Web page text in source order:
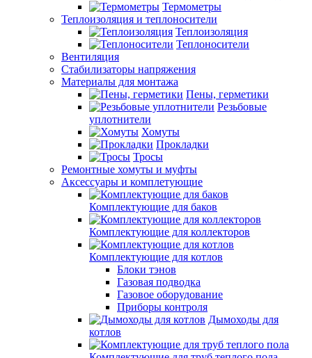
Термометры
Теплоизоляция и теплоносители
Теплоизоляция
Теплоносители
Вентиляция
Стабилизаторы напряжения
Материалы для монтажа
Пены, герметики
Резьбовые
уплотнители
Хомуты
Прокладки
Тросы
Ремонтные хомуты и муфты
Аксессуары и комплетующие
Комплектующие для баков
Комплектующие для коллекторов
Комплектующие для котлов
Блоки тэнов
Газовая подводка
Газовое оборудование
Приборы контроля
Дымоходы для
котлов